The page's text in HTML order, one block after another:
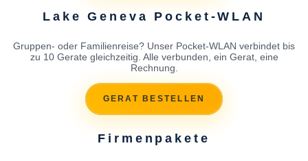
Lake Geneva Pocket-WLAN
Gruppen- oder Familienreise? Unser Pocket-WLAN verbindet bis
zu 10 Gerate gleichzeitig. Alle verbunden, ein Gerat, eine
Rechnung.
GERAT BESTELLEN
Firmenpakete